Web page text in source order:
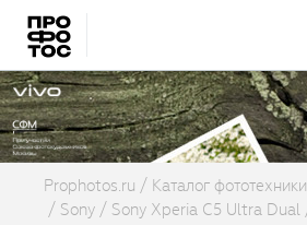
Prophotos.ru Каталог фототехники
Sony
Sony Xperia C5 Ultra Dual